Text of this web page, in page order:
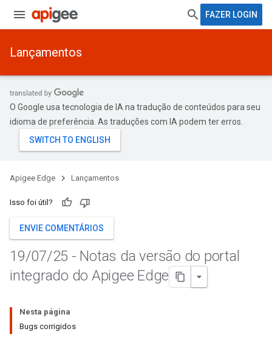
FAZER LOGIN
Lançamentos
O Google usa tecnologia de IA na tradução de conteúdos para seu
idioma de preferência. As traduções com IA podem ter erros.
Apigee Edge Lançamentos
Isso foi útil?
ENVIE COMENTÁRIOS
19/07/25 - Notas da versão do portal
integrado do Apigee Edge
Nesta página
Bugs corrigidos